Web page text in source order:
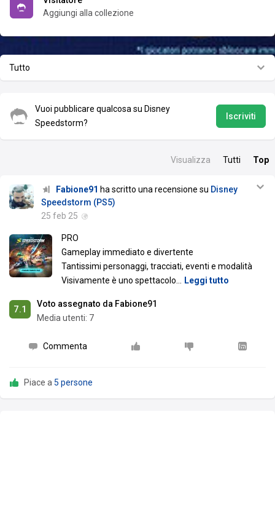
Aggiungi alla collezione
Tutto
Vuoi pubblicare qualcosa su Disney
Speedstorm?
Iscriviti
Visualizza Tutti Top
Fabione91 ha scritto una recensione su Disney
Speedstorm (PS5)
25 feb 25
PRO
Gameplay immediato e divertente
Tantissimi personaggi, tracciati, eventi e modalità
Visivamente è uno spettacolo
Leggi tutto
7.1
Voto assegnato da Fabione91
Media utenti: 7
Commenta
Piace a 5 persone